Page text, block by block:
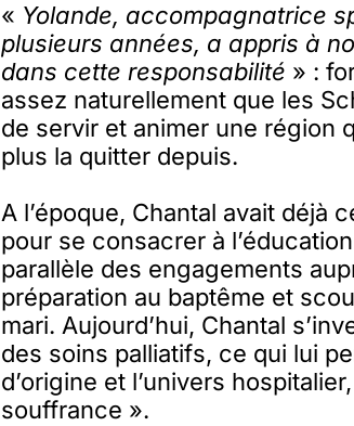
« Yolande, accompagnatrice
plusieurs années, a appris à
dans cette responsabilité » :
assez naturellement que les
de servir et animer une région
plus la quitter depuis.
A l’époque, Chantal avait déjà
pour se consacrer à
parallèle des engagements
préparation au baptême et
mari. Aujourd’hui, Chantal
des soins palliatifs, ce qui lui
d’origine et l’univers
souffrance ».